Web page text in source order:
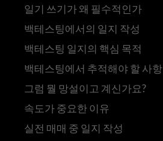
일기 쓰기가 왜 필수적인가
백테스팅에서의 일지 작성
백테스팅 일지의 핵심 목적
백테스팅에서 추적해야 할 사항
그럼 뭘 망설이고 계신가요?
속도가 중요한 이유
실전 매매 중 일지 작성